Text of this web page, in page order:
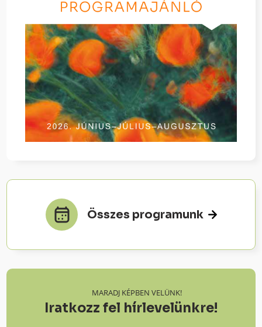
Összes programunk
MARADJ KÉPBEN VELÜNK!
Iratkozz fel hírlevelünkre!